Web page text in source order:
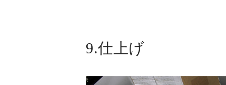
9.仕上げ